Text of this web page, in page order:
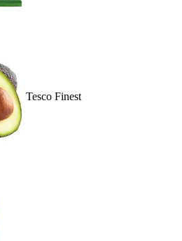
Tesco Finest